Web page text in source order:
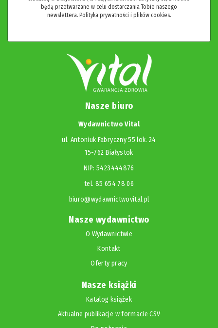
będą przetwarzane w celu dostarczania Tobie naszego
newslettera. Polityka prywatności i plików cookies.
Nasze biuro
Wydawnictwo Vital
ul. Antoniuk Fabryczny 55 lok. 24
15-762 Białystok
NIP: 5423444876
tel. 85 654 78 06
biuro@wydawnictwovital.pl
Nasze wydawnictwo
O Wydawnictwie
Kontakt
Oferty pracy
Nasze książki
Katalog książek
Aktualne publikacje w formacie CSV